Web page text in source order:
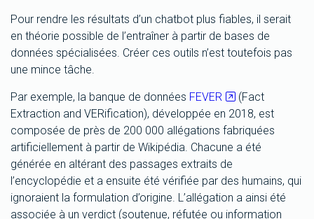
Pour rendre les résultats d’un chatbot plus fiables, il serait
en théorie possible de l’entraîner à partir de bases de
données spécialisées. Créer ces outils n’est toutefois pas
une mince tâche.
Par exemple, la banque de données FEVER
(Fact
Extraction and VERification), développée en 2018, est
composée de près de 200 000 allégations fabriquées
artificiellement à partir de Wikipédia. Chacune a été
générée en altérant des passages extraits de
l’encyclopédie et a ensuite été vérifiée par des humains, qui
ignoraient la formulation d’origine. L’allégation a ainsi été
associée à un verdict (soutenue, réfutée ou information